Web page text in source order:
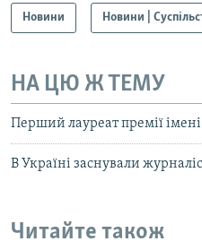
Новини Новини |
НА ЦЮ Ж ТЕМУ
Перший лауреат премії імені
В Україні заснували
Читайте також